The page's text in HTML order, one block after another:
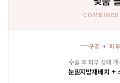
구조 + 피
수술 후 피부 상태
눈밑지방재배치 +